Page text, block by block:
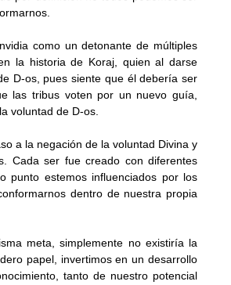
como un detonante de múltiples
la historia de Koraj, quien al darse
D-os, pues siente que él debería ser
las tribus voten por un nuevo guía,
voluntad de D-os.
a la negación de la voluntad Divina y
Cada ser fue creado con diferentes
punto estemos influenciados por los
dentro de nuestra propia
meta, simplemente no existiría la
papel, invertimos en un desarrollo
tanto de nuestro potencial